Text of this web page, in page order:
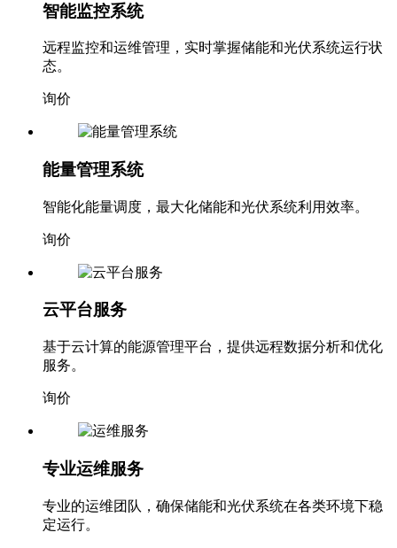
智能监控系统
远程监控和运维管理，实时掌握储能和光伏系统运行状
态。
询价
能量管理系统
智能化能量调度，最大化储能和光伏系统利用效率。
询价
云平台服务
基于云计算的能源管理平台，提供远程数据分析和优化
服务。
询价
专业运维服务
专业的运维团队，确保储能和光伏系统在各类环境下稳
定运行。